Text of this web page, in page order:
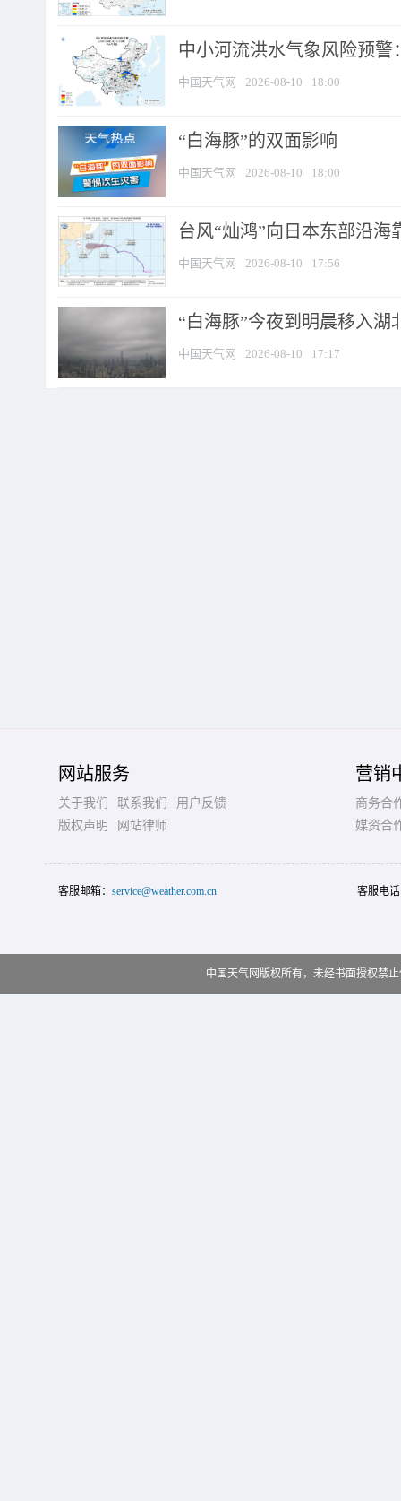
中小河流洪水气象风险预
中国天气网 2026-08-10 18:00
​“白海豚”的双面影响
中国天气网 2026-08-10 18:00
台风“灿鸿”向日本东部沿海
中国天气网 2026-08-10 17:56
“白海豚”今夜到明晨移入湖
中国天气网 2026-08-10 17:17
网站服务
关于我们 联系我们
用户反馈
版权声明
网站律师
营销
商务合
媒资合
客服邮箱： service@weather.com.cn 客服电
中国天气网版权所有，未经书面授权